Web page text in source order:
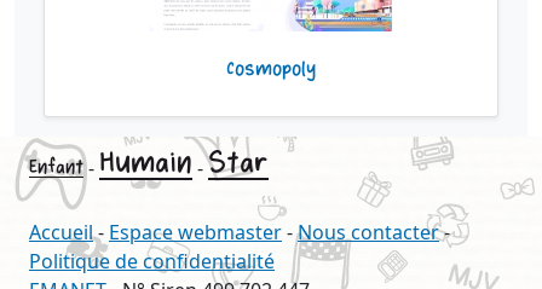
Cosmopoly
Enfant- Humain -Star
Accueil- Espace webmaster-Nous contacter-
Politique de confidentialité